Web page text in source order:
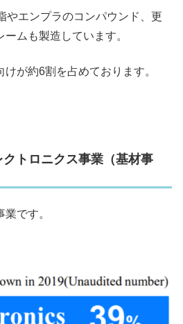
やエンプラのコンパウンド、更
ムも製造しています。
が約6割を占めております。
トロニクス事業（基材事
です。